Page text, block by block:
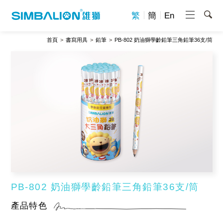
繁 簡 En
首頁 書寫用具 鉛筆 PB-802 奶油獅學齡鉛筆三角鉛筆36支/筒
PB-802 奶油獅學齡鉛筆三角鉛筆36支/筒
產品特色